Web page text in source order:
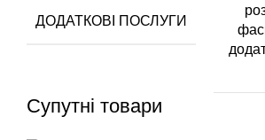
ДОДАТКОВІ ПОСЛУГИ
Супутні товари